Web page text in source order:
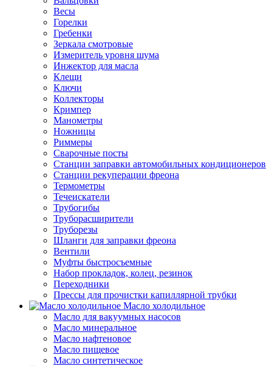
Весы
Горелки
Гребенки
Зеркала смотровые
Измеритель уровня шума
Инжектор для масла
Клещи
Ключи
Коллекторы
Кримпер
Манометры
Ножницы
Риммеры
Сварочные посты
Станции заправки автомобильных кондиционеров
Станции рекуперации фреона
Термометры
Течеискатели
Трубогибы
Труборасширители
Труборезы
Шланги для заправки фреона
Вентили
Муфты быстросъемные
Набор прокладок, колец, резинок
Переходники
Прессы для прочистки капиллярной трубки
Масло холодильное
Масло для вакуумных насосов
Масло минеральное
Масло нафтеновое
Масло пищевое
Масло синтетическое